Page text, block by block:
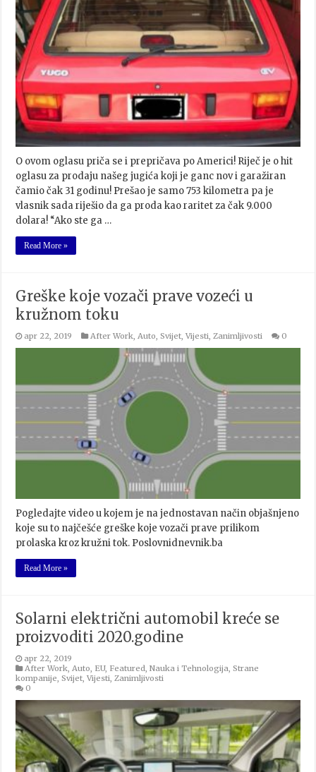
O ovom oglasu priča se i prepričava po Americi! Riječ je o hit
oglasu za prodaju našeg jugića koji je ganc nov i garažiran
čamio čak 31 godinu! Prešao je samo 753 kilometra pa je
vlasnik sada riješio da ga proda kao raritet za čak 9.000
dolara! “Ako ste ga …
Read More »
Greške koje vozači prave vozeći u
kružnom toku
apr 22, 2019 After Work Auto ,Svijet ,Vijesti Zanimljivosti 0
Pogledajte video u kojem je na jednostavan način objašnjeno
koje su to najčešće greške koje vozači prave prilikom
prolaska kroz kružni tok. Poslovnidnevnik.ba
Read More »
Solarni električni automobil kreće se
proizvoditi 2020.godine
apr 22, 2019
After Work,Auto, EU, Featured,Nauka i Tehnologija,Strane
kompanije,Svijet,Vijesti,Zanimljivosti
0